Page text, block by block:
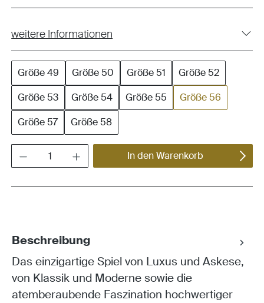
weitere Informationen
Größe 49 Größe 50 Größe 51
Größe 52
Größe 53
Größe 54 Größe 55
Größe 56
Größe 57
Größe 58
In den Warenkorb
Beschreibung
Das einzigartige Spiel von Luxus und Askese,
von Klassik und Moderne sowie die
atemberaubende Faszination hochwertiger